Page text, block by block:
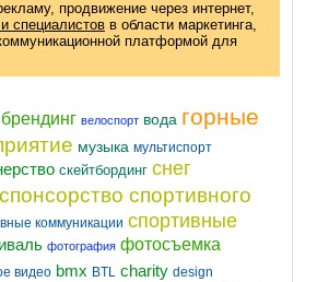
продвижение через интернет,
специалистов в области маркетинга,
платформой для
брендинг велоспорт вода горные
музыка мультиспорт
скейтбординг снег
спонсорство спортивного
коммуникации спортивные
фотография фотосъемка
видео bmx BTL charity design